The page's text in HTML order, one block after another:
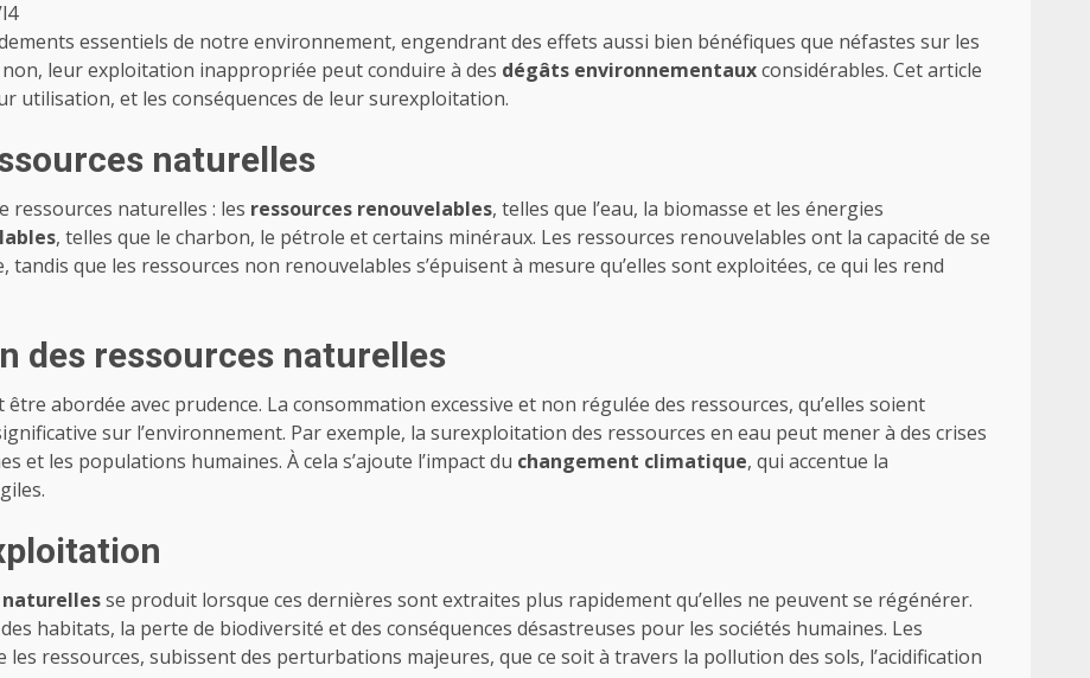
essentiels de notre environnement, engendrant des effets aussi bien bénéfiques que néfastes sur les
leur exploitation inappropriée peut conduire à des dégâts environnementauxconsidérables. Cet article
utilisation, et les conséquences de leur surexploitation.
naturelles
ressources naturelles : les ressources renouvelables, telles que l’eau, la biomasse et les énergies
, telles que le charbon, le pétrole et certains minéraux. Les ressources renouvelables ont la capacité de se
que les ressources non renouvelables s’épuisent à mesure qu’elles sont exploitées, ce qui les rend
des ressources naturelles
être abordée avec prudence. La consommation excessive et non régulée des ressources, qu’elles soient
sur l’environnement. Par exemple, la surexploitation des ressources en eau peut mener à des crises
et les populations humaines. À cela s’ajoute l’impact du changement climatique, qui accentue la
naturellesse produit lorsque ces dernières sont extraites plus rapidement qu’elles ne peuvent se régénérer.
habitats, la perte de biodiversité et des conséquences désastreuses pour les sociétés humaines. Les
les ressources, subissent des perturbations majeures, que ce soit à travers la pollution des sols, l’acidification